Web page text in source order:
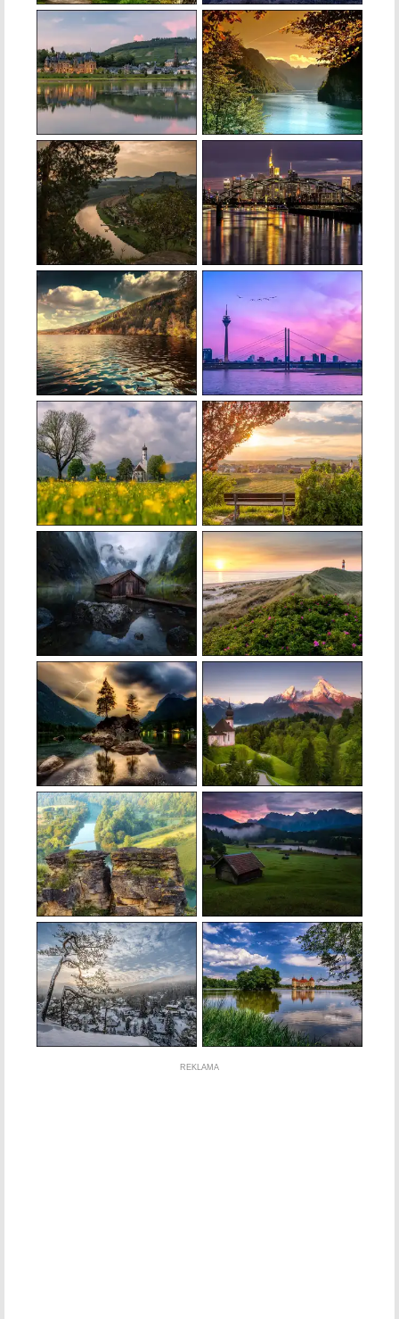
REKLAMA